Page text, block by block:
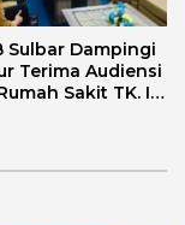
Sulbar Dampingi
Terima Audiensi
Sakit TK. III